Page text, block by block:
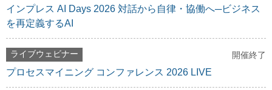
インプレス AI Days 2026 対話から自律・協働へ─ビジネス
を再定義するAI
ライブウェビナー 開催終了
プロセスマイニング コンファレンス 2026 LIVE